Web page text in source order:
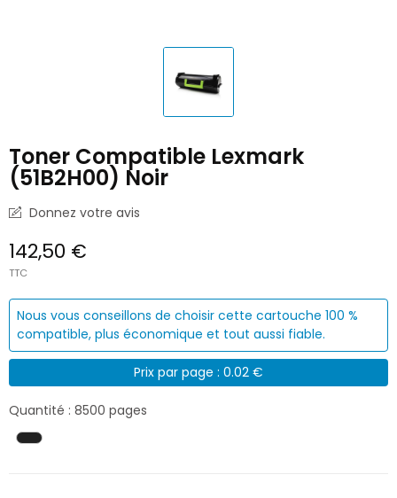
Toner Compatible Lexmark
(51B2H00) Noir
Donnez votre avis
142,50 €
TTC
Nous vous conseillons de choisir cette cartouche 100 %
compatible, plus économique et tout aussi fiable.
Prix par page : 0.02 €
Quantité : 8500 pages